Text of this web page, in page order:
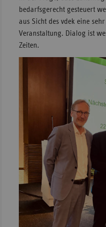
bedarfsgerecht gesteuert
aus Sicht des vdek eine
Veranstaltung. Dialog ist
Zeiten.